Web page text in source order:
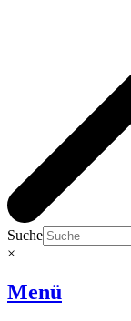
Suche
×
Menü